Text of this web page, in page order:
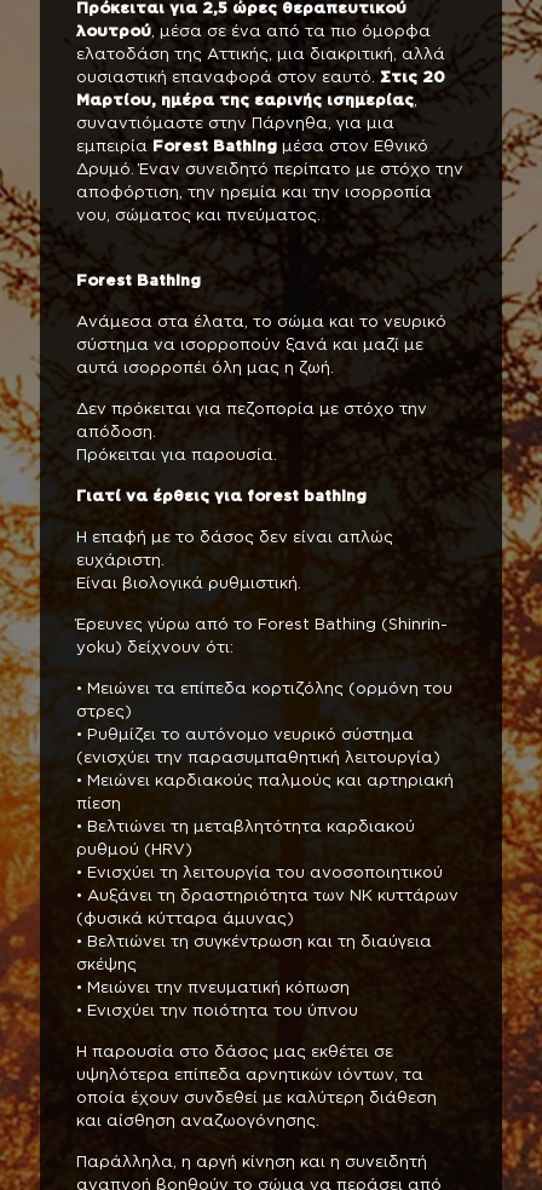
Πρόκειται για 2,5 ώρες θεραπευτικού
λουτρού, μέσα σε ένα από τα πιο όμορφα
ελατοδάση της Αττικής, μια διακριτική, αλλά
ουσιαστική επαναφορά στον εαυτό. Στις 20
Μαρτίου, ημέρα της εαρινής ισημερίας,
συναντιόμαστε στην Πάρνηθα, για μια
εμπειρία Forest Bathingμέσα στον Εθνικό
Δρυμό. Έναν συνειδητό περίπατο με στόχο την
αποφόρτιση, την ηρεμία και την ισορροπία
νου, σώματος και πνεύματος.
Forest Bathing
Ανάμεσα στα έλατα, το σώμα και το νευρικό
σύστημα να ισορροπούν ξανά και μαζί με
αυτά ισορροπέι όλη μας η ζωή.
Δεν πρόκειται για πεζοπορία με στόχο την
απόδοση.
Πρόκειται για παρουσία.
Γιατί να έρθεις για forest bathing
Η επαφή με το δάσος δεν είναι απλώς
ευχάριστη.
Είναι βιολογικά ρυθμιστική.
Έρευνες γύρω από το Forest Bathing (Shinrin-
yoku) δείχνουν ότι:
• Μειώνει τα επίπεδα κορτιζόλης (ορμόνη του
στρες)
• Ρυθμίζει το αυτόνομο νευρικό σύστημα
(ενισχύει την παρασυμπαθητική λειτουργία)
• Μειώνει καρδιακούς παλμούς και αρτηριακή
πίεση
• Βελτιώνει τη μεταβλητότητα καρδιακού
ρυθμού (HRV)
• Ενισχύει τη λειτουργία του ανοσοποιητικού
• Αυξάνει τη δραστηριότητα των NK κυττάρων
(φυσικά κύτταρα άμυνας)
• Βελτιώνει τη συγκέντρωση και τη διαύγεια
σκέψης
• Μειώνει την πνευματική κόπωση
• Ενισχύει την ποιότητα του ύπνου
Η παρουσία στο δάσος μας εκθέτει σε
υψηλότερα επίπεδα αρνητικών ιόντων, τα
οποία έχουν συνδεθεί με καλύτερη διάθεση
και αίσθηση αναζωογόνησης.
Παράλληλα, η αργή κίνηση και η συνειδητή
αναπνοή βοηθούν το σώμα να περάσει από